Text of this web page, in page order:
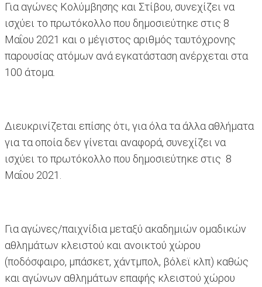
Για αγώνες Κολύμβησης και Στίβου, συνεχίζει να
ισχύει το πρωτόκολλο που δημοσιεύτηκε στις 8
Μαΐου 2021 και ο μέγιστος αριθμός ταυτόχρονης
παρουσίας ατόμων ανά εγκατάσταση ανέρχεται στα
100 άτομα.
Διευκρινίζεται επίσης ότι, για όλα τα άλλα αθλήματα
για τα οποία δεν γίνεται αναφορά, συνεχίζει να
ισχύει το πρωτόκολλο που δημοσιεύτηκε στις 8
Μαΐου 2021.
Για αγώνες/παιχνίδια μεταξύ ακαδημιών ομαδικών
αθλημάτων κλειστού και ανοικτού χώρου
(ποδόσφαιρο, μπάσκετ, χάντμπολ, βόλεϊ κλπ) καθώς
και αγώνων αθλημάτων επαφής κλειστού χώρου